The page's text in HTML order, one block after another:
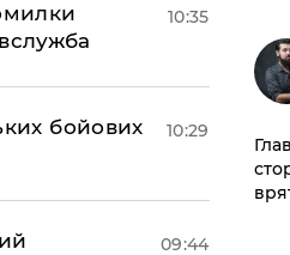
10:35
бойових
10:29
09:44